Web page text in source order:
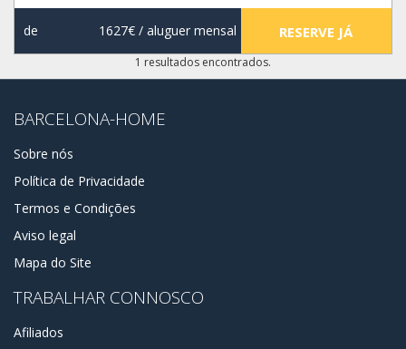
de 1627€/ aluguer mensal RESERVE JÁ
1 resultados encontrados.
BARCELONA-HOME
Sobre nós
Política de Privacidade
Termos e Condições
Aviso legal
Mapa do Site
TRABALHAR CONNOSCO
Afiliados